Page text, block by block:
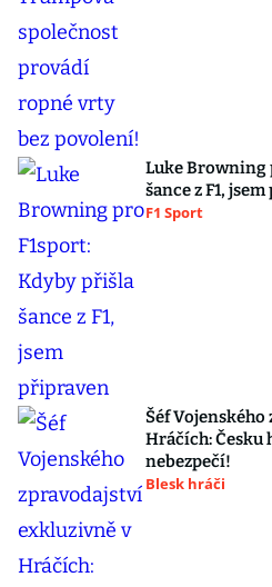
Luke Browning
šance z F1,
F1 Sport
Šéf
Hráčích: Česku
nebezpečí!
Blesk hráči